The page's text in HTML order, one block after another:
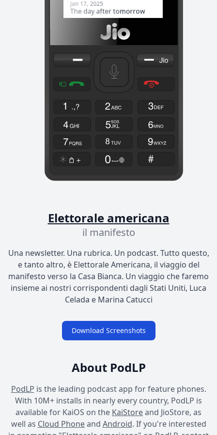
Elettorale americana
il manifesto
Una newsletter. Una rubrica. Un podcast. Tutto questo,
e tanto altro, è Elettorale Americana, il viaggio del
manifesto verso la Casa Bianca. Un viaggio che faremo
insieme ai nostri corrispondenti dagli Stati Uniti, Luca
Celada e Marina Catucci
Download Screenshots
About PodLP
PodLP is the leading podcast app for feature phones.
With 10M+ installs in nearly every country, PodLP is
available for KaiOS on the KaiStoreand JioStore, as
well as Cloud Phoneand Android. If you're interested